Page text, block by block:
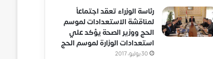
رئاسة الوزراء تعقد اجتماعاً
لمناقشة الاستعدادات لموسم
الحج ووزير الصحة يؤكد علي
استعدادات الوزارة لموسم الحج
30 يوليو، 2017